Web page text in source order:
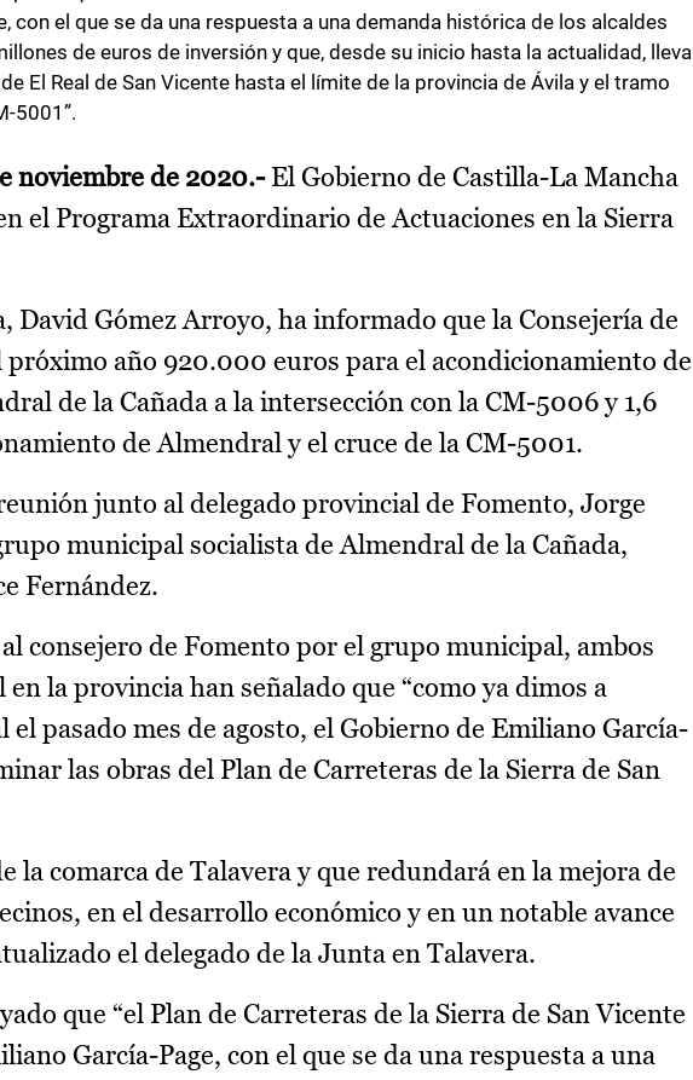
con el que se da una respuesta a una demanda histórica de los alcaldes
de euros de inversión y que, desde su inicio hasta la actualidad, lleva
El Real de San Vicente hasta el límite de la provincia de Ávila y el tramo
5001”.
noviembre de 2020.-El Gobierno de Castilla-La Mancha
el Programa Extraordinario de Actuaciones en la Sierra
David Gómez Arroyo, ha informado que la Consejería de
año 920.000 euros para el acondicionamiento de
de la Cañada a la intersección con la CM-5006 y 1,6
de Almendral y el cruce de la CM-5001.
junto al delegado provincial de Fomento, Jorge
municipal socialista de Almendral de la Cañada,
Fernández.
consejero de Fomento por el grupo municipal, ambos
la provincia han señalado que “como ya dimos a
el pasado mes de agosto, el Gobierno de Emiliano García-
las obras del Plan de Carreteras de la Sierra de San
la comarca de Talavera y que redundará en la mejora de
en el desarrollo económico y en un notable avance
el delegado de la Junta en Talavera.
que “el Plan de Carreteras de la Sierra de San Vicente
García-Page, con el que se da una respuesta a una